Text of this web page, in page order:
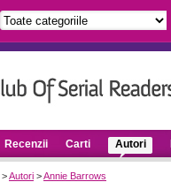
Recenzii Carti Autori
>Autori >Annie Barrows